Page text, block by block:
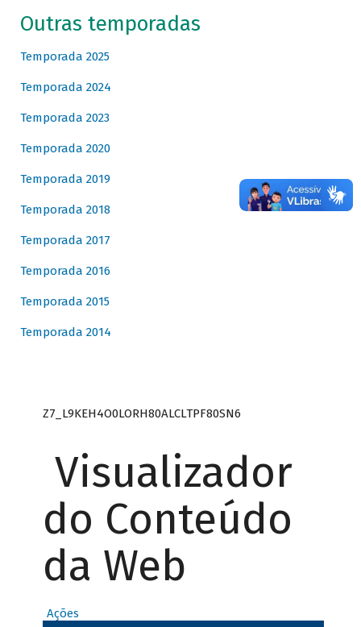
Outras temporadas
Temporada 2025
Temporada 2024
Temporada 2023
Temporada 2020
Temporada 2019
Temporada 2018
Temporada 2017
Temporada 2016
Temporada 2015
Temporada 2014
Z7_L9KEH4O0LORH80ALCLTPF80SN6
Visualizador
do Conteúdo
da Web
Ações